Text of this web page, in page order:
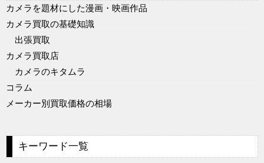
カメラを題材にした漫画・映画作品
カメラ買取の基礎知識
出張買取
カメラ買取店
カメラのキタムラ
コラム
メーカー別買取価格の相場
キーワード一覧